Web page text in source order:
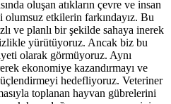
oluşan atıkların çevre ve insan
olumsuz etkilerin farkındayız. Bu
ve planlı bir şekilde sahaya inerek
yürütüyoruz. Ancak biz bu
olarak görmüyoruz. Aynı
ekonomiye kazandırmayı ve
hedefliyoruz. Veteriner
toplanan hayvan gübrelerini